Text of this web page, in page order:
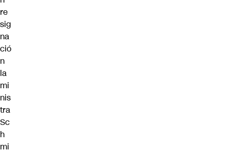
re
sig
na
ció
n
la
mi
nis
tra
Sc
h
mi